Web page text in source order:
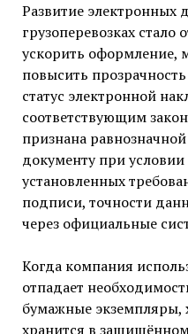
Развитие электронных
грузоперевозках стало
ускорить оформление,
повысить
статус электронной
соответствующим
признана
документу при
установленных
подписи, точности
через официальные
Когда компания
отпадает
бумажные экземпляры,
хранится в